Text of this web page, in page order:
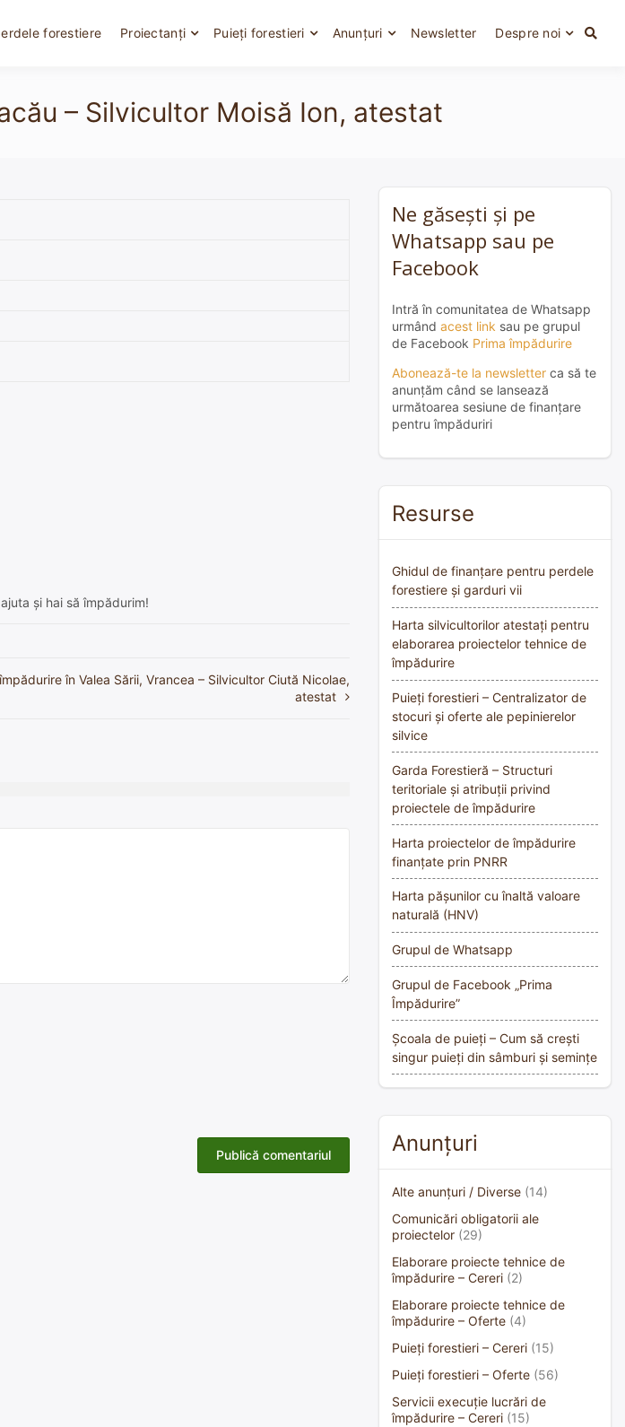
forestiere Proiectanți Puieți forestieri Anunțuri Newsletter Despre noi
– Silvicultor Moisă Ion, atestat
și hai să împădurim!
în Valea Sării, Vrancea – Silvicultor Ciută Nicolae,
atestat
Ne găsești și pe
Whatsapp sau pe
Facebook
Intră în comunitatea de Whatsapp
urmând acest link sau pe grupul
de Facebook Prima împădurire
Abonează-te la newsletter ca să te
anunțăm când se lansează
următoarea sesiune de finanțare
pentru împăduriri
Resurse
Ghidul de finanțare pentru perdele
forestiere și garduri vii
Harta silvicultorilor atestați pentru
elaborarea proiectelor tehnice de
împădurire
Puieți forestieri – Centralizator de
stocuri și oferte ale pepinierelor
silvice
Garda Forestieră – Structuri
teritoriale și atribuții privind
proiectele de împădurire
Harta proiectelor de împădurire
finanțate prin PNRR
Harta pășunilor cu înaltă valoare
naturală (HNV)
Grupul de Whatsapp
Grupul de Facebook „Prima
Împădurire”
Școala de puieți – Cum să crești
singur puieți din sâmburi și semințe
Anunțuri
Alte anunțuri / Diverse (14)
Comunicări obligatorii ale
proiectelor (29)
Elaborare proiecte tehnice de
împădurire – Cereri (2)
Elaborare proiecte tehnice de
împădurire – Oferte (4)
Puieți forestieri – Cereri (15)
Puieți forestieri – Oferte (56)
Servicii execuție lucrări de
împădurire – Cereri (15)